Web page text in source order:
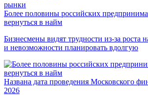
рынки
Более половины российских
вернуться в найм
Бизнесмены видят трудности из-за роста
и невозможности планировать вдолгую
Названа дата проведения Московского
2026